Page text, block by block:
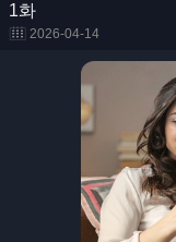
1화
2026-04-14